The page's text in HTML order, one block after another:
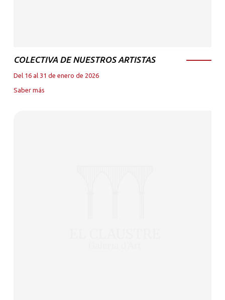
COLECTIVA DE NUESTROS ARTISTAS
Del 16 al 31 de enero de 2026
Saber más